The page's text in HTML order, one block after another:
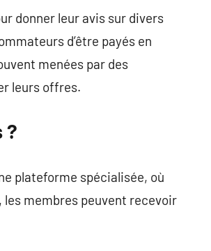
donner leur avis sur divers
d’être payés en
menées par des
leurs offres.
?
plateforme spécialisée, où
membres peuvent recevoir